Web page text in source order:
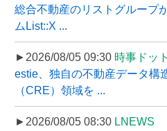
総合不動産のリストグループ
ムList::X ...
►2026/08/05 09:30 時事ドッ
estie、独自の不動産データ構
（CRE）領域を ...
►2026/08/05 08:30 LNEWS